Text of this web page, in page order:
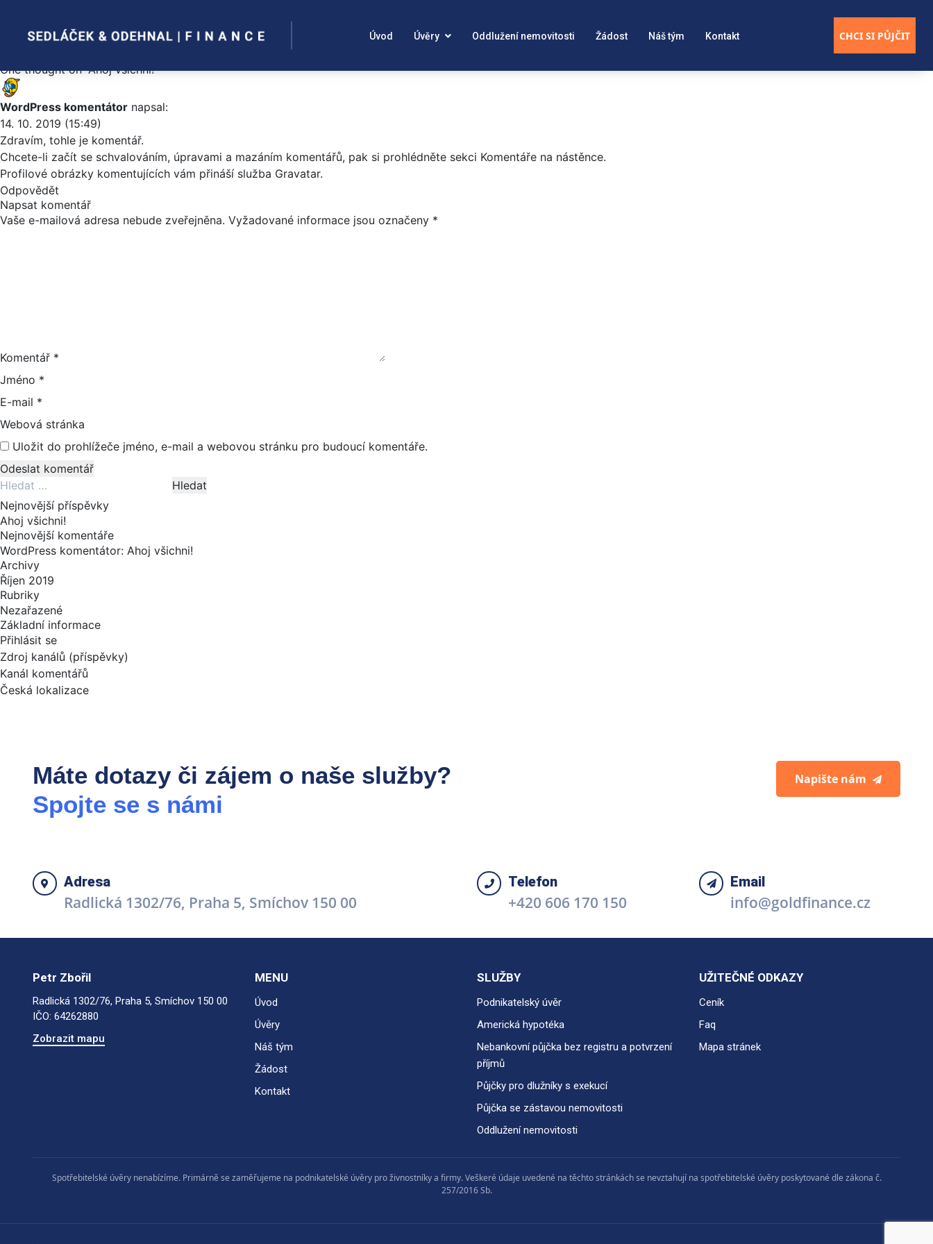
Úvod Úvěry Oddlužení nemovitosti Žádost Náš tým Kontakt CHCI SI PŮJČIT
Vítejte ve WordPressu. Toto je váš první příspěvek. Můžete ho upravit, nebo smazat a postupně pak začít s tvorbou vlastního webu.
One thought on “Ahoj všichni!”
WordPress komentátor napsal:
14. 10. 2019 (15:49)
Zdravím, tohle je komentář.
Chcete-li začít se schvalováním, úpravami a mazáním komentářů, pak si prohlédněte sekci Komentáře na nástěnce.
Profilové obrázky komentujících vám přináší služba Gravatar.
Odpovědět
Napsat komentář
Vaše e-mailová adresa nebude zveřejněna. Vyžadované informace jsou označeny *
Komentář *
Jméno *
E-mail *
Webová stránka
Uložit do prohlížeče jméno, e-mail a webovou stránku pro budoucí komentáře.
Vyhledávání
Nejnovější příspěvky
Ahoj všichni!
Nejnovější komentáře
WordPress komentátor: Ahoj všichni!
Archivy
Říjen 2019
Rubriky
Nezařazené
Základní informace
Přihlásit se
Zdroj kanálů (příspěvky)
Kanál komentářů
Česká lokalizace
Máte dotazy či zájem o naše služby?
Spojte se s námi
Napište nám
Adresa
Radlická 1302/76, Praha 5, Smíchov 150 00
Telefon
+420 606 170 150
Email
info@goldfinance.cz
Petr Zbořil
Radlická 1302/76, Praha 5, Smíchov 150 00
IČO: 64262880
Zobrazit mapu
MENU
Úvod
Úvěry
Náš tým
Žádost
Kontakt
SLUŽBY
Podnikatelský úvěr
Americká hypotéka
Nebankovní půjčka bez registru a potvrzení
příjmů
Půjčky pro dlužníky s exekucí
Půjčka se zástavou nemovitosti
Oddlužení nemovitosti
UŽITEČNÉ ODKAZY
Ceník
Faq
Mapa stránek
Spotřebitelské úvěry nenabízíme. Primárně se zaměřujeme na podnikatelské úvěry pro živnostníky a firmy. Veškeré údaje uvedené na těchto stránkách se nevztahují na spotřebitelské úvěry poskytované dle zákona č.
257/2016 Sb.